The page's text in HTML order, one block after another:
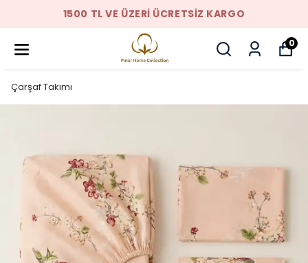
1500 TL VE ÜZERI ÜCRETSIZ KARGO
0
Çarşaf Takımı